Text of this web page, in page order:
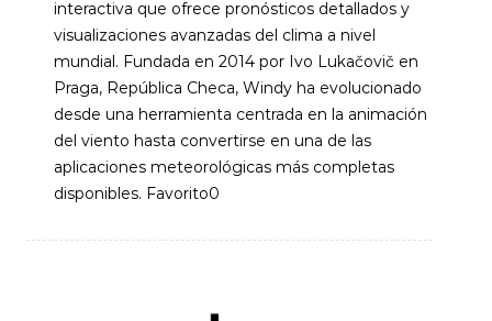
interactiva que ofrece pronósticos detallados y
visualizaciones avanzadas del clima a nivel
mundial. Fundada en 2014 por Ivo Lukačovič en
Praga, República Checa, Windy ha evolucionado
desde una herramienta centrada en la animación
del viento hasta convertirse en una de las
aplicaciones meteorológicas más completas
disponibles. Favorito0